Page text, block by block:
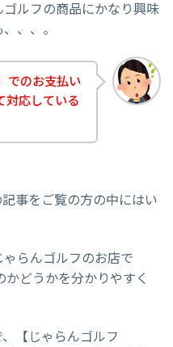
ルフの商品にかなり興味
、、。
でのお支払い
対応している
事をご覧の方の中にはい
らんゴルフのお店で
どうかを分かりやすく
【じゃらんゴルフ